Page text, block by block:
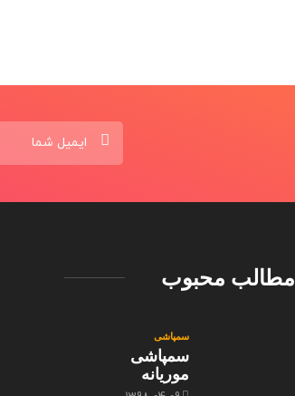
مطالب محبوب
سمپاشی
سمپاشی
موریانه